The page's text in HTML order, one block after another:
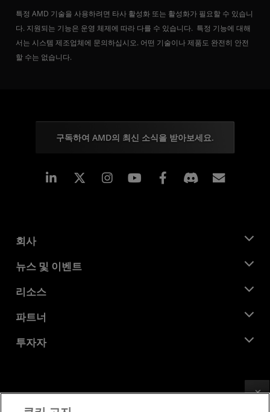
특정 AMD 기술을 사용하려면 타사 활성화 또는 활성화가 필요할 수 있습니
다. 지원되는 기능은 운영 체제에 따라 다를 수 있습니다. 특정 기능에 대해
서는 시스템 제조업체에 문의하십시오. 어떤 기술이나 제품도 완전히 안전
할 수는 없습니다.
구독하여 AMD의 최신 소식을 받아보세요.
Linkedin Instagram Facebook
회사
AMD 소개
기업의 사회적 책임
채용
문의하기
뉴스 및 이벤트
뉴스룸
미디어 라이브러리
리소스
개발자 센트럴
사례 연구
파트너
AMD 파트너 허브
투자자
이사위원회